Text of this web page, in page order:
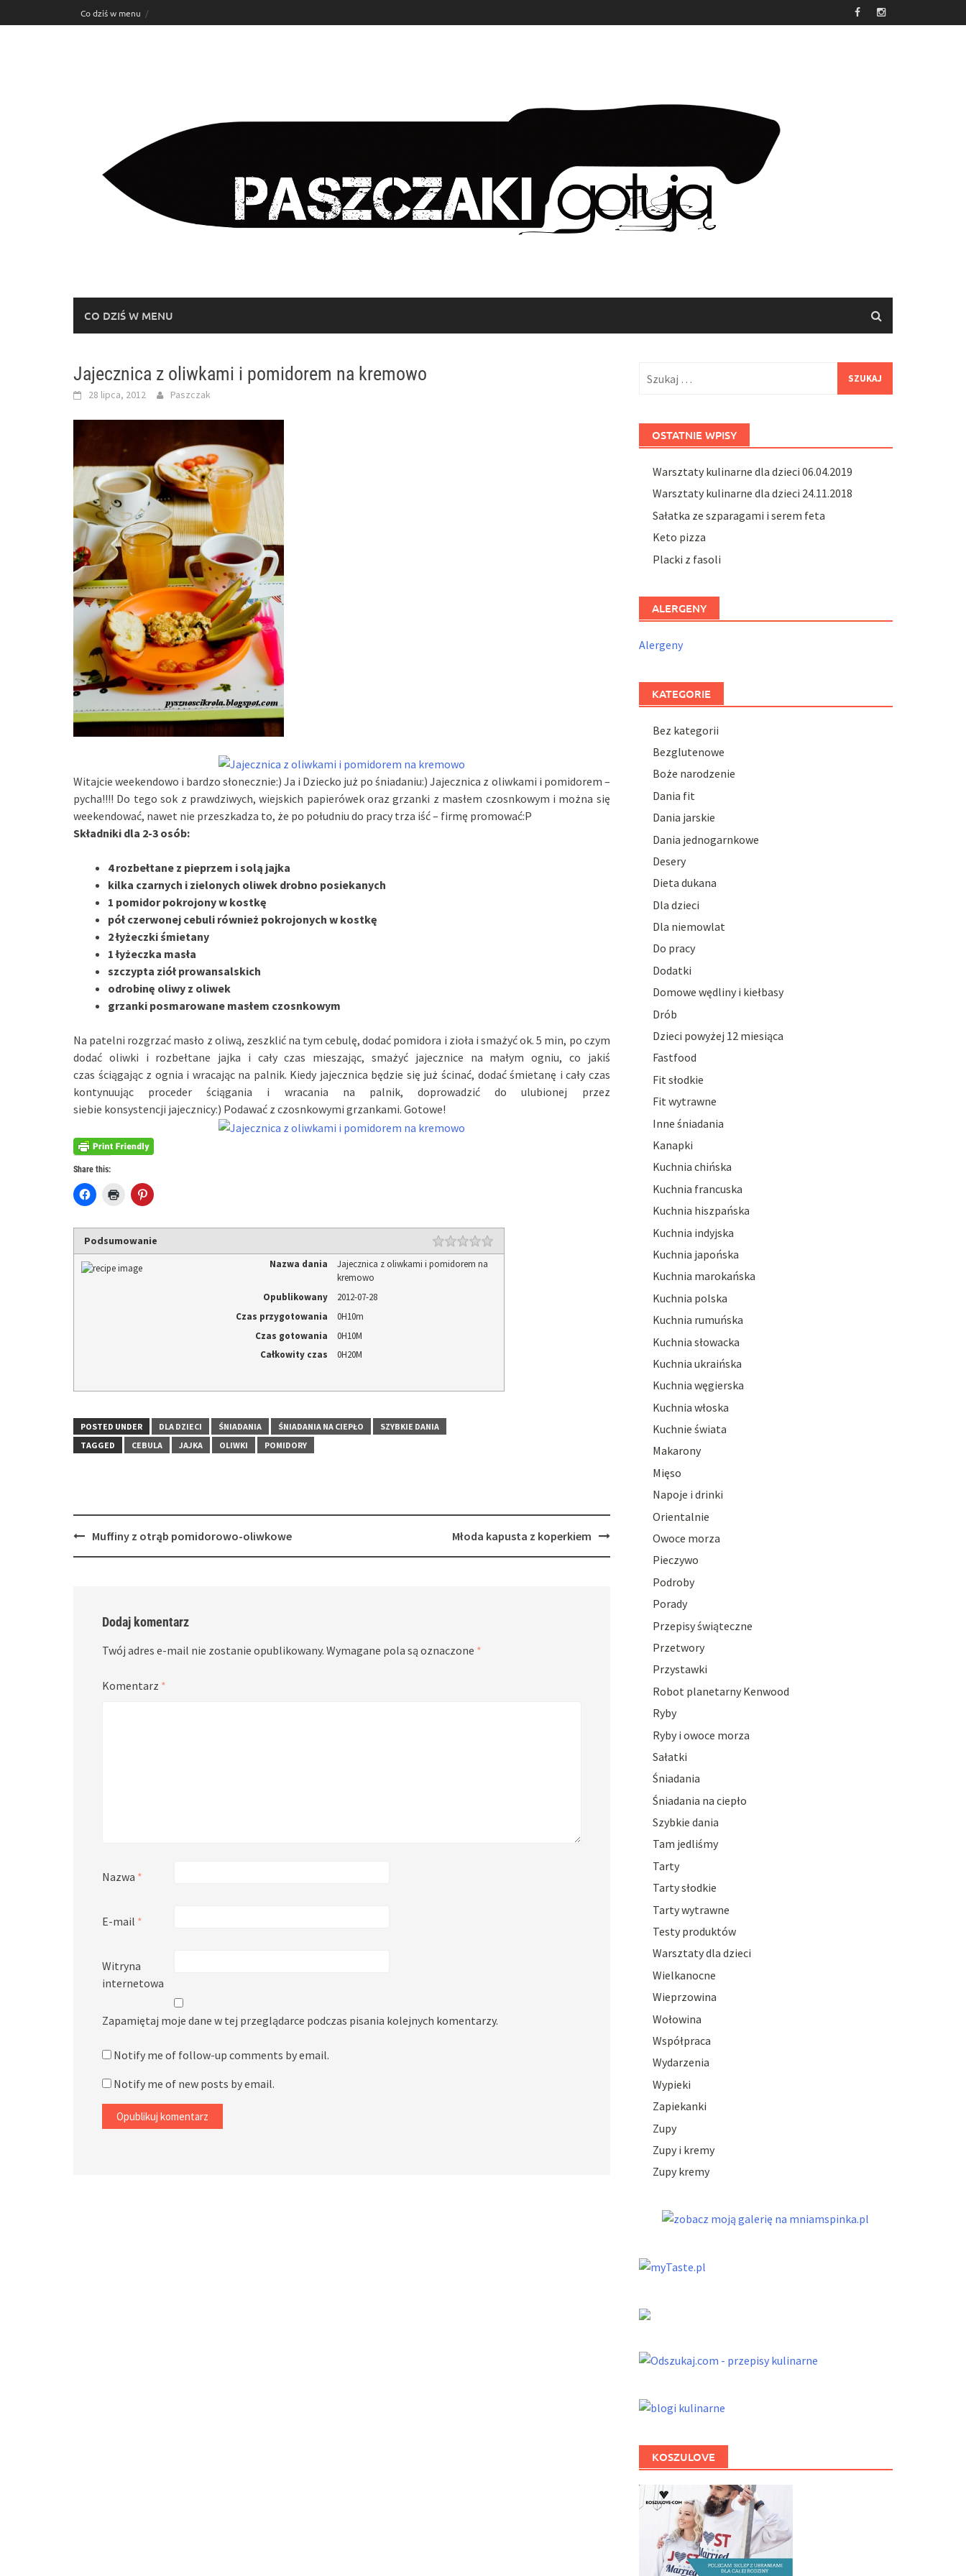
to
Co dziś w menu
CO DZIŚ W MENU
Jajecznica z oliwkami i pomidorem na kremowo
28 lipca, 2012 Paszczak
Witajcie weekendowo i bardzo słonecznie:) Ja i Dziecko już po śniadaniu:) Jajecznica z oliwkami i pomidorem –
pycha!!!! Do tego sok z prawdziwych, wiejskich papierówek oraz grzanki z masłem czosnkowym i można się
weekendować, nawet nie przeszkadza to, że po południu do pracy trza iść – firmę promować:P
Składniki dla 2-3 osób:
4 rozbełtane z pieprzem i solą jajka
kilka czarnych i zielonych oliwek drobno posiekanych
1 pomidor pokrojony w kostkę
pół czerwonej cebuli również pokrojonych w kostkę
2 łyżeczki śmietany
1 łyżeczka masła
szczypta ziół prowansalskich
odrobinę oliwy z oliwek
grzanki posmarowane masłem czosnkowym
Na patelni rozgrzać masło z oliwą, zeszklić na tym cebulę, dodać pomidora i zioła i smażyć ok. 5 min, po czym
dodać oliwki i rozbełtane jajka i cały czas mieszając, smażyć jajecznice na małym ogniu, co jakiś
czas ściągając z ognia i wracając na palnik. Kiedy jajecznica będzie się już ścinać, dodać śmietanę i cały czas
kontynuując proceder ściągania i wracania na palnik, doprowadzić do ulubionej przez
siebie konsystencji jajecznicy:) Podawać z czosnkowymi grzankami. Gotowe!
Share this:
Click
to
Facebook
(Opens
new
window)
Click
in
new
Click
to
Pinterest
(Opens
new
Podsumowanie
Nazwa dania
Jajecznica z oliwkami i pomidorem na
kremowo
Opublikowany
2012-07-28
Czas przygotowania
0H10m
Czas gotowania
0H10M
Całkowity czas
0H20M
POSTED UNDER DLA DZIECI ŚNIADANIA ŚNIADANIA NA CIEPŁO
SZYBKIE DANIA
TAGGED
CEBULA JAJKA OLIWKI POMIDORY
PostMuffiny z otrąb pomidorowo-oliwkowe Młoda kapusta z koperkiem
Dodaj komentarz
Twój adres e-mail nie zostanie opublikowany. Wymagane pola są oznaczone *
Komentarz *
Nazwa *
E-mail *
Witryna
internetowa
Zapamiętaj moje dane w tej przeglądarce podczas pisania kolejnych komentarzy.
Notify me of follow-up comments by email.
Notify me of new posts by email.
OSTATNIE WPISY
Warsztaty kulinarne dla dzieci 06.04.2019
Warsztaty kulinarne dla dzieci 24.11.2018
Sałatka ze szparagami i serem feta
Keto pizza
Placki z fasoli
ALERGENY
Alergeny
KATEGORIE
Bez kategorii
Bezglutenowe
Boże narodzenie
Dania fit
Dania jarskie
Dania jednogarnkowe
Desery
Dieta dukana
Dla dzieci
Dla niemowlat
Do pracy
Dodatki
Domowe wędliny i kiełbasy
Drób
Dzieci powyżej 12 miesiąca
Fastfood
Fit słodkie
Fit wytrawne
Inne śniadania
Kanapki
Kuchnia chińska
Kuchnia francuska
Kuchnia hiszpańska
Kuchnia indyjska
Kuchnia japońska
Kuchnia marokańska
Kuchnia polska
Kuchnia rumuńska
Kuchnia słowacka
Kuchnia ukraińska
Kuchnia węgierska
Kuchnia włoska
Kuchnie świata
Makarony
Mięso
Napoje i drinki
Orientalnie
Owoce morza
Pieczywo
Podroby
Porady
Przepisy świąteczne
Przetwory
Przystawki
Robot planetarny Kenwood
Ryby
Ryby i owoce morza
Sałatki
Śniadania
Śniadania na ciepło
Szybkie dania
Tam jedliśmy
Tarty
Tarty słodkie
Tarty wytrawne
Testy produktów
Warsztaty dla dzieci
Wielkanocne
Wieprzowina
Wołowina
Współpraca
Wydarzenia
Wypieki
Zapiekanki
Zupy
Zupy i kremy
Zupy kremy
KOSZULOVE